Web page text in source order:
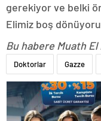
gerekiyor ve belki
Elimiz boş
Bu habere Muath
Doktorlar Gazze